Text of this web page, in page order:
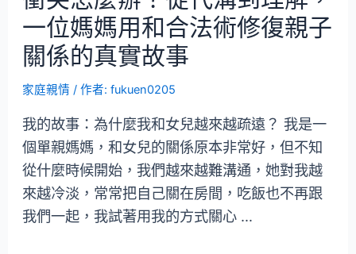
一位媽媽用和合法術修復親子
關係的真實故事
家庭親情 / 作者:fukuen0205
我的故事：為什麼我和女兒越來越疏遠？ 我是一
個單親媽媽，和女兒的關係原本非常好，但不知
從什麼時候開始，我們越來越難溝通，她對我越
來越冷淡，常常把自己關在房間，吃飯也不再跟
我們一起，我試著用我的方式關心 …